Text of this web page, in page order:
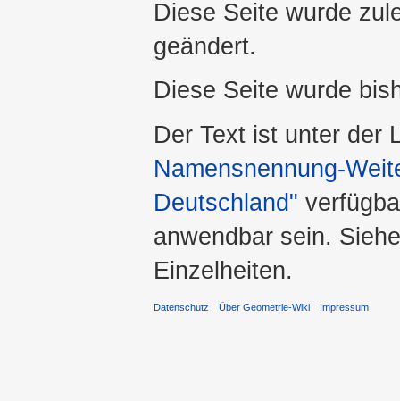
Diese Seite wurde
geändert.
Diese Seite wurde
Der Text ist unter der
Namensnennung-
Deutschland"
anwendbar sein.
Einzelheiten.
Datenschutz Über Geometrie-Wiki Impressum